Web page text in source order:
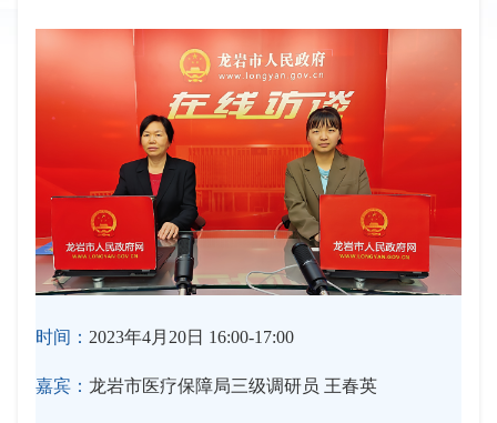
时间： 2023年4月20日 16:00-17:00
嘉宾： 龙岩市医疗保障局三级调研员 王春英